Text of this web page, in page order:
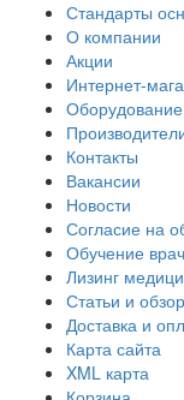
Стандарты
О компании
Акции
Интернет-
Оборудование
Контакты
Вакансии
Новости
Согласие на
Обучение
Лизинг
Статьи и
Доставка и
Карта сайта
XML карта